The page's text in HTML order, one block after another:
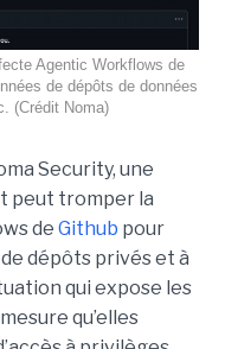
Agentic Workflows de
de dépôts de données
(Crédit Noma)
Security, une
peut tromper la
de Github pour
dépôts privés et à
qui expose les
qu’elles